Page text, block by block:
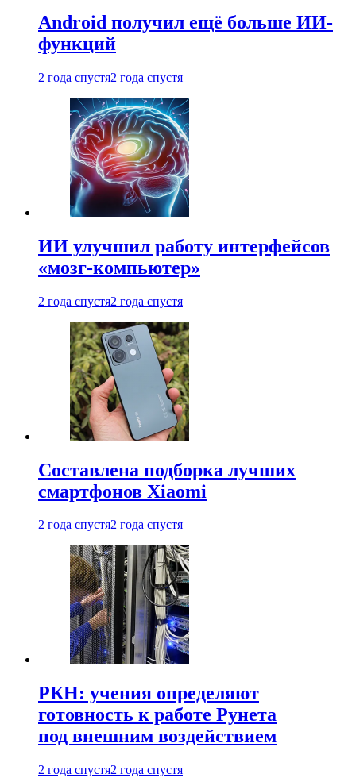
Android получил ещё больше ИИ-
функций
2 года спустя2 года спустя
ИИ улучшил работу интерфейсов
«мозг-компьютер»
2 года спустя2 года спустя
Составлена подборка лучших
смартфонов Xiaomi
2 года спустя2 года спустя
РКН: учения определяют
готовность к работе Рунета
под внешним воздействием
2 года спустя2 года спустя